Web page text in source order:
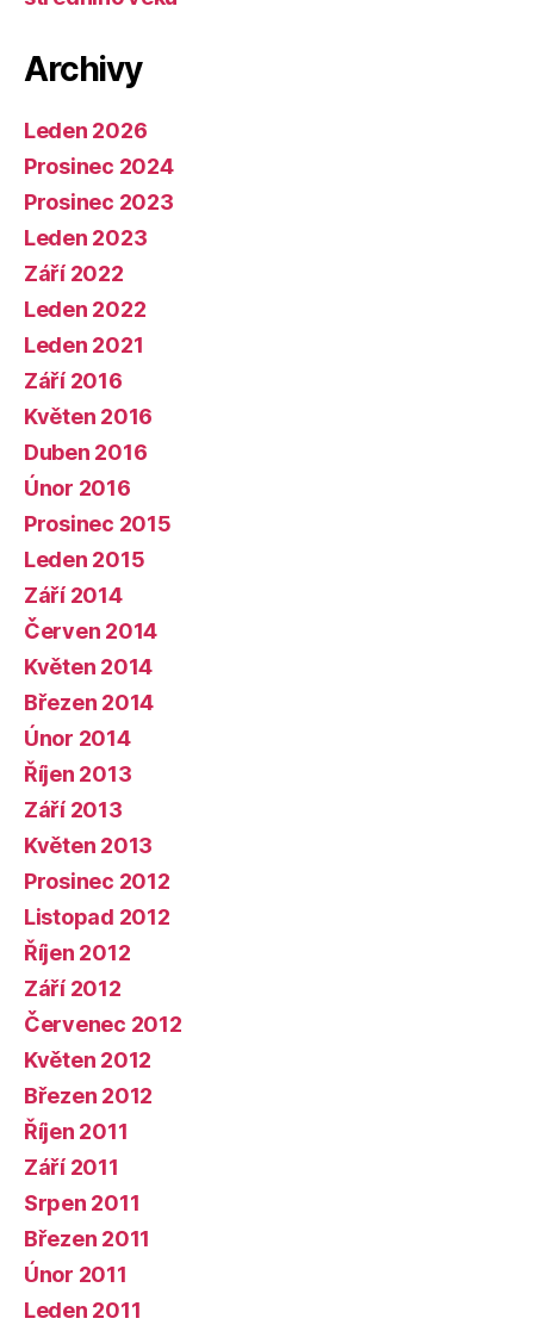
Archivy
Leden 2026
Prosinec 2024
Prosinec 2023
Leden 2023
Září 2022
Leden 2022
Leden 2021
Září 2016
Květen 2016
Duben 2016
Únor 2016
Prosinec 2015
Leden 2015
Září 2014
Červen 2014
Květen 2014
Březen 2014
Únor 2014
Říjen 2013
Září 2013
Květen 2013
Prosinec 2012
Listopad 2012
Říjen 2012
Září 2012
Červenec 2012
Květen 2012
Březen 2012
Říjen 2011
Září 2011
Srpen 2011
Březen 2011
Únor 2011
Leden 2011